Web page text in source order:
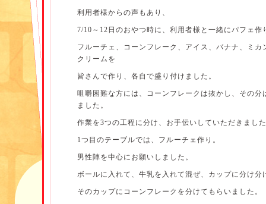
利用者様からの声もあり、
7/10～12日のおやつ時に、利用者様と一緒にパフェ作
フルーチェ、コーンフレーク、アイス、バナナ、ミカ
クリームを
皆さんで作り、各自で盛り付けました。
咀嚼困難な方には、コーンフレークは抜かし、その分
ました。
作業を3つの工程に分け、お手伝いしていただきまし
1つ目のテーブルでは、フルーチェ作り。
男性陣を中心にお願いしました。
ボールに入れて、牛乳を入れて混ぜ、カップに分け分
そのカップにコーンフレークを分けてもらいました。